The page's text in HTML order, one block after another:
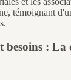
témoignant
besoins : La